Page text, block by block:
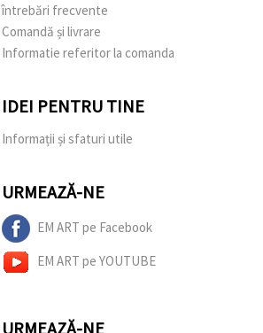
întrebări frecvente
Comandă și livrare
Informatie referitor la comanda
IDEI PENTRU TINE
Informații și sfaturi utile
URMEAZĂ-NE
EM ART pe Facebook
EM ART pe YOUTUBE
URMEAZĂ-NE